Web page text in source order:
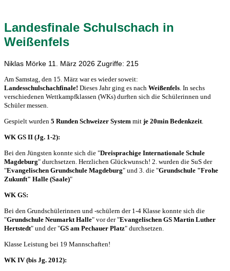
Landesfinale Schulschach in
Weißenfels
Niklas Mörke 11. März 2026 Zugriffe: 215
Am Samstag, den 15. März war es wieder soweit:
Landesschulschachfinale! Dieses Jahr ging es nach Weißenfels . In sechs
verschiedenen Wettkampfklassen (WKs) durften sich die Schülerinnen und
Schüler messen.
Gespielt wurden 5 Runden Schweizer System mit je 20min Bedenkzeit
WK GS II (Jg. 1-2):
Bei den Jüngsten konnte sich die "Dreisprachige Internationale Schule
Magdeburg" durchsetzen. Herzlichen Glückwunsch! 2. wurden die SuS der
"Evangelischen Grundschule Magdeburg" und 3. die "Grundschule "Frohe
Zukunft" Halle (Saale)"
WK GS:
Bei den Grundschülerinnen und -schülern der 1-4 Klasse konnte sich die
"Grundschule Neumarkt Halle" vor der "Evangelischen GS Martin Luther
Hertstedt" und der "GS am Pechauer Platz" durchsetzen.
Klasse Leistung bei 19 Mannschaften!
WK IV (bis Jg. 2012):